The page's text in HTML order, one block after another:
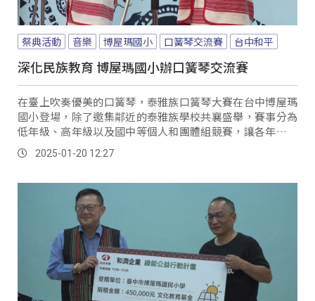
祭典活動 音樂 博屋瑪國小 口簧琴交流賽 台中和平
深化民族教育 博屋瑪國小辦口簧琴交流賽
在臺上吹奏優美的口簧琴，泰雅族口簧琴大賽在台中博屋瑪
國小登場，除了邀集鄰近的泰雅族學校共襄盛舉，賽事分為
低年級、高年級以及國中等個人和團體組競賽，讓各年齡層
彼此交流、也提升學生對於學習傳統文化的興趣。
2025-01-20 12:27